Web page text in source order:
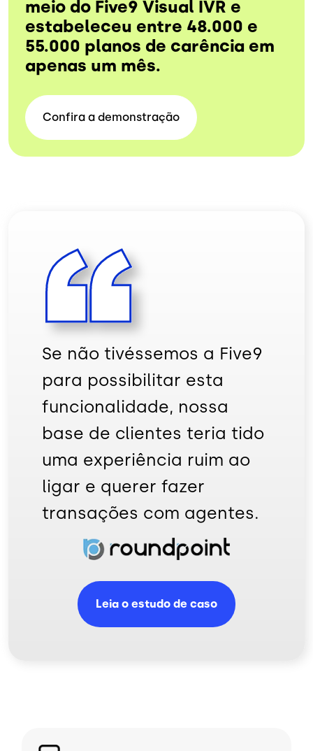
meio do Five9 Visual IVR e
estabeleceu entre 48.000 e
55.000 planos de carência em
apenas um mês.
Confira a demonstração
Se não tivéssemos a Five9
para possibilitar esta
funcionalidade, nossa
base de clientes teria tido
uma experiência ruim ao
ligar e querer fazer
transações com agentes.
Imagem
Leia o estudo de caso